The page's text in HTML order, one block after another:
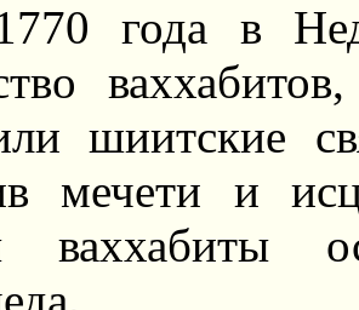
года в
шиитские
мечети и
ваххабиты